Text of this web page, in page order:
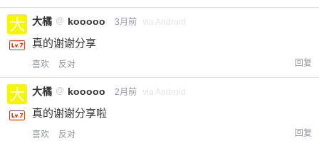
大橘 @ kooooo 3月前 via Android
真的谢谢分享
喜欢 反对 回复
大橘 @ kooooo 2月前 via Android
真的谢谢分享啦
喜欢 反对 回复